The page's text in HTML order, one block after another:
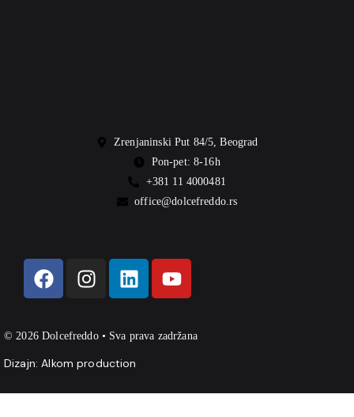
Zrenjaninski Put 84/5, Beograd
Pon-pet: 8-16h
+381 11 4000481
office@dolcefreddo.rs
© 2026 Dolcefreddo • Sva prava zadržana
Dizajn:Alkom production